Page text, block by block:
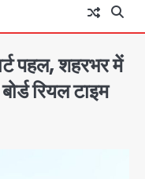
पहल, शहरभर में
रियल टाइम